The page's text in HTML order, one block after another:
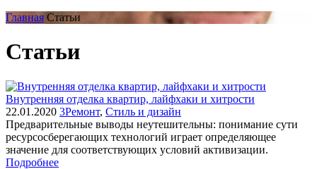
Главная Статьи
Статьи
Внутренняя отделка квартир, лайфхаки и хитрости
22.01.2020 3Ремонт, Стиль и дизайн
Предварительные выводы неутешительны: понимание сути
ресурсосберегающих технологий играет определяющее
значение для соответствующих условий активизации.
Подробнее